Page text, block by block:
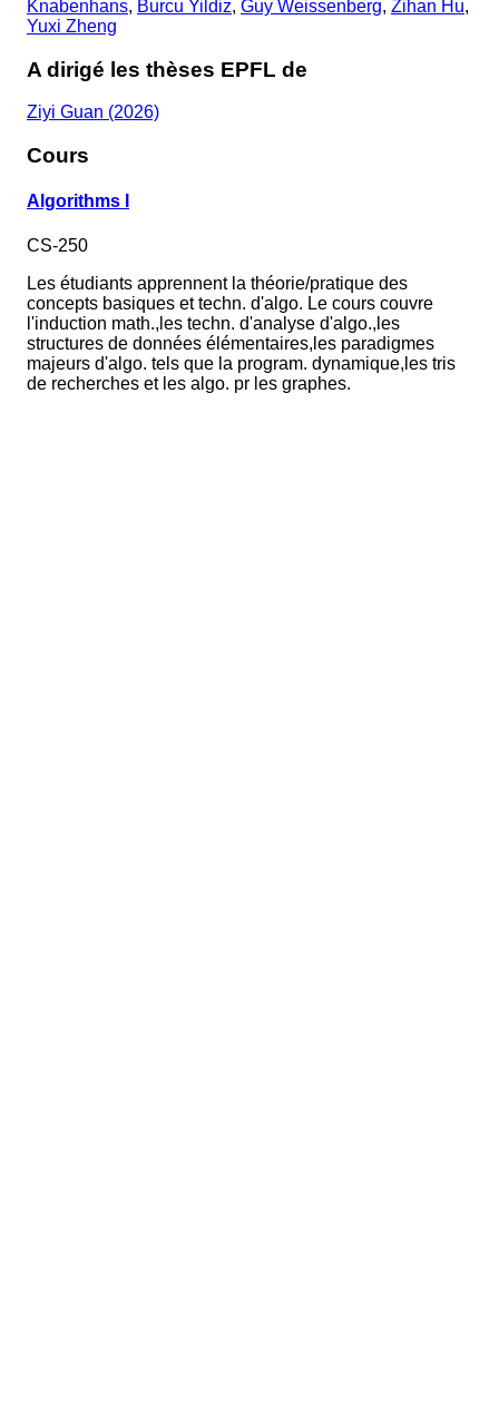
Knabenhans, Burcu Yildiz, Guy Weissenberg, Zihan Hu,
Yuxi Zheng
A dirigé les thèses EPFL de
Ziyi Guan (2026)
Cours
Algorithms I
CS-250
Les étudiants apprennent la théorie/pratique des
concepts basiques et techn. d'algo. Le cours couvre
l'induction math.,les techn. d'analyse d'algo.,les
structures de données élémentaires,les paradigmes
majeurs d'algo. tels que la program. dynamique,les tris
de recherches et les algo. pr les graphes.